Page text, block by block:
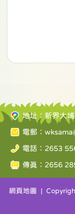
地址：新界大
電郵：
電話：2653
傳真：2656
網頁地圖 |